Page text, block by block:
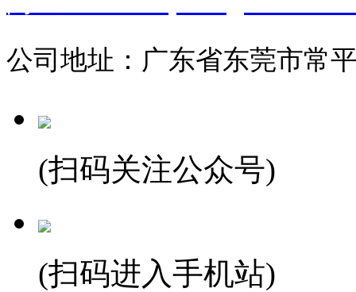
公司地址：广东省东莞市常
(扫码关注公众号)
(扫码进入手机站)